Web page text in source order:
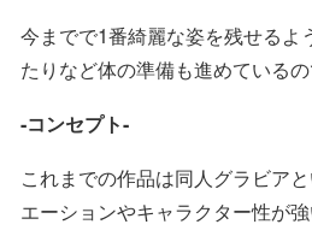
今までで1番綺麗な姿を残せるよ
たりなど体の準備も進めているの
-コンセプト-
これまでの作品は同人グラビア
エーションやキャラクター性が強